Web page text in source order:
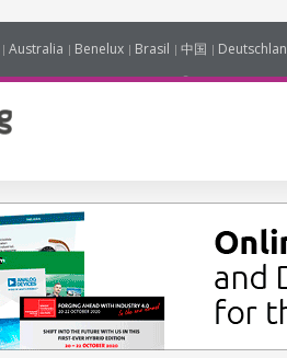
Australia Benelux Brasil 中国